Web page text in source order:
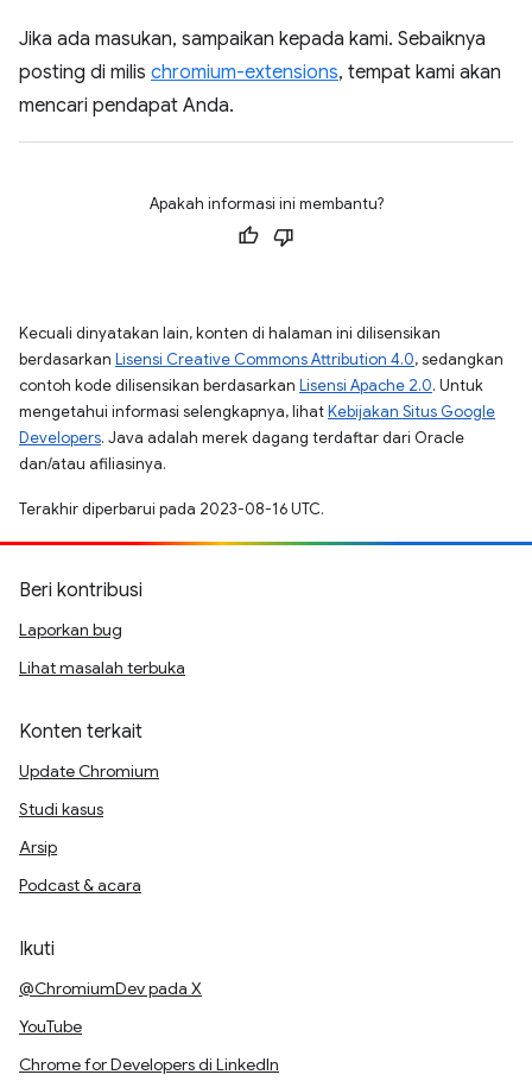
Jika ada masukan, sampaikan kepada kami. Sebaiknya
posting di milis chromium-extensions, tempat kami akan
mencari pendapat Anda.
Apakah informasi ini membantu?
Kecuali dinyatakan lain, konten di halaman ini dilisensikan
berdasarkan Lisensi Creative Commons Attribution 4.0, sedangkan
contoh kode dilisensikan berdasarkan Lisensi Apache 2.0. Untuk
mengetahui informasi selengkapnya, lihatKebijakan Situs Google
Developers. Java adalah merek dagang terdaftar dari Oracle
dan/atau afiliasinya.
Terakhir diperbarui pada 2023-08-16 UTC.
Beri kontribusi
Laporkan bug
Lihat masalah terbuka
Konten terkait
Update Chromium
Studi kasus
Arsip
Podcast & acara
Ikuti
@ChromiumDev pada X
YouTube
Chrome for Developers di LinkedIn